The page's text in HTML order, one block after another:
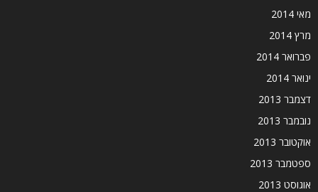
מאי 2014
מרץ 2014
פברואר 2014
ינואר 2014
דצמבר 2013
נובמבר 2013
אוקטובר 2013
ספטמבר 2013
אוגוסט 2013